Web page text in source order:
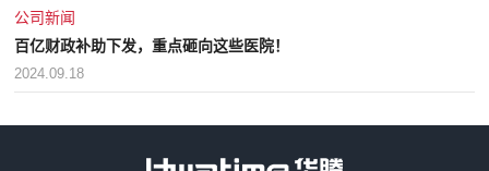
公司新闻
百亿财政补助下发，重点砸向这些医院！
2024.09.18